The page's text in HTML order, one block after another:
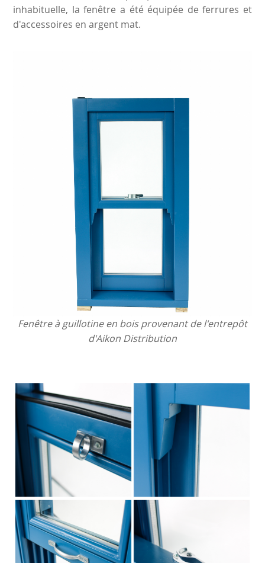
inhabituelle, la fenêtre a été équipée de ferrures et
d'accessoires en argent mat.
Fenêtre à guillotine en bois provenant de l'entrepôt
d'Aikon Distribution